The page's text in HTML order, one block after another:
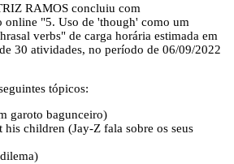
RAMOS concluiu com
online "5. Uso de 'though' como um
verbs" de carga horária estimada em
30 atividades, no período de 06/09/2022
tópicos:
garoto bagunceiro)
his children (Jay-Z fala sobre os seus